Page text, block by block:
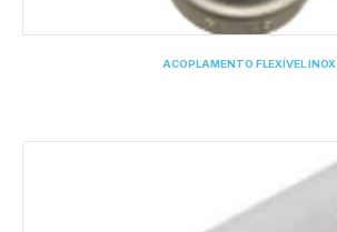
ACOPLAMENTO FLEXÍVEL INOX